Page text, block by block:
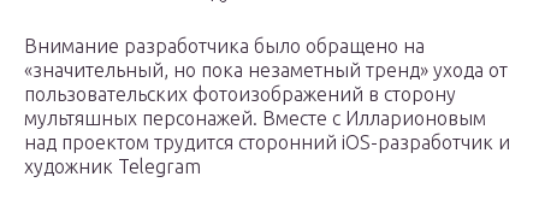
Внимание разработчика было обращено на
«значительный, но пока незаметный тренд» ухода от
пользовательских фотоизображений в сторону
мультяшных персонажей. Вместе с Илларионовым
над проектом трудится сторонний iOS-разработчик и
художник Telegram